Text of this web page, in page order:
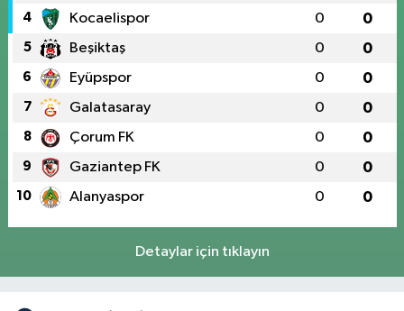
4 Kocaelispor 0 0
5 Beşiktaş 0 0
6 Eyüpspor 0 0
7 Galatasaray 0 0
8 Çorum FK 0 0
9 Gaziantep FK 0 0
10 Alanyaspor 0 0
Detaylar için tıklayın